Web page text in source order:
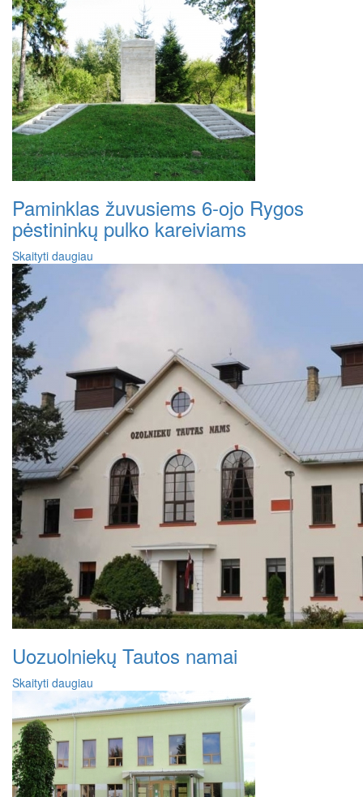
Paminklas žuvusiems 6-ojo Rygos
pėstininkų pulko kareiviams
Skaityti daugiau
Uozuolniekų Tautos namai
Skaityti daugiau